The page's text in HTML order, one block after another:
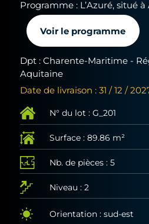
Programme : L’Azuré, situé à
Voir le programme
Dpt : Charente-Maritime -
Aquitaine
Date de livraison : 31 / 12 /
N° du lot : G_201
Surface : 89.86 m²
Nb. de pièces : 5
Niveau : 2
Orientation : sud-est